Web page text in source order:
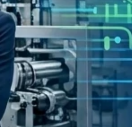
SGI
(Sistemas
integrados
de
Gestión)
Calidad
I
Seguridad